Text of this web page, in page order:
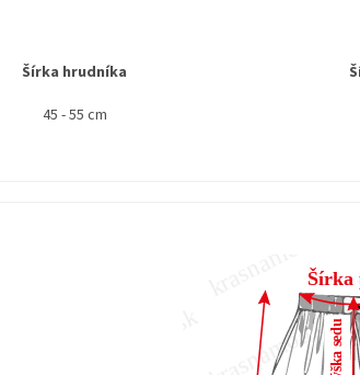
Šírka hrudníka
45 - 55 cm